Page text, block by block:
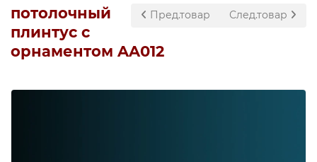
Пред.товар След.товар
потолочный
плинтус с
орнаментом AA012